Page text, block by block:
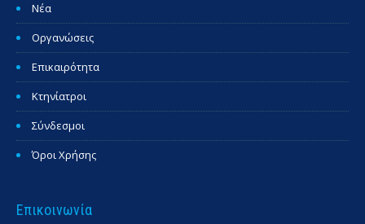
Νέα
Οργανώσεις
Επικαιρότητα
Κτηνίατροι
Σύνδεσμοι
Όροι Χρήσης
Επικοινωνία